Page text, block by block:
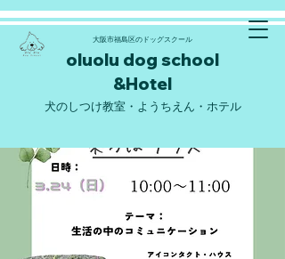
大阪市福島区のドッグスクール
oluolu dog school
&Hotel
​犬のしつけ教室・ようちえん・ホテル